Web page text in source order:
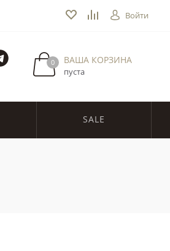
Войти
ВАША КОРЗИНА
пуста
0
SALE